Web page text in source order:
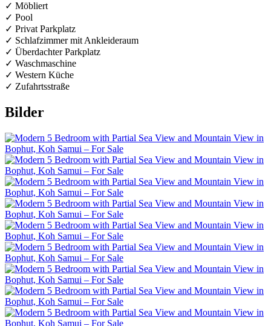
✓ Möbliert
✓ Pool
✓ Privat Parkplatz
✓ Schlafzimmer mit Ankleideraum
✓ Überdachter Parkplatz
✓ Waschmaschine
✓ Western Küche
✓ Zufahrtsstraße
Bilder